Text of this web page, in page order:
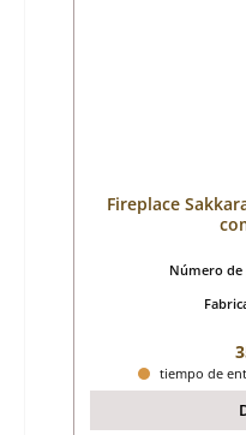
Fireplace
Número
tiempo de